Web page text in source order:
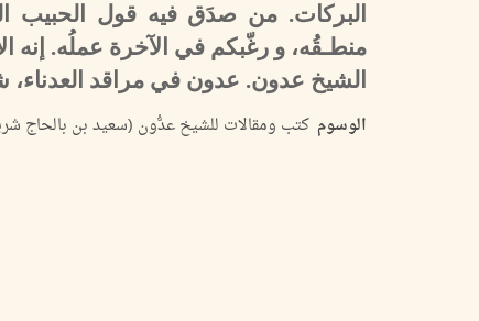
البركات. من صدَق فيه قول الحبيب
منطـقُه، و رغّبكم في الآخرة عملُه.
الشيخ عدون. عدون في مراقد
الوسوم كتب ومقالات للشيخ عدُّون (سعيد بن بالحاج